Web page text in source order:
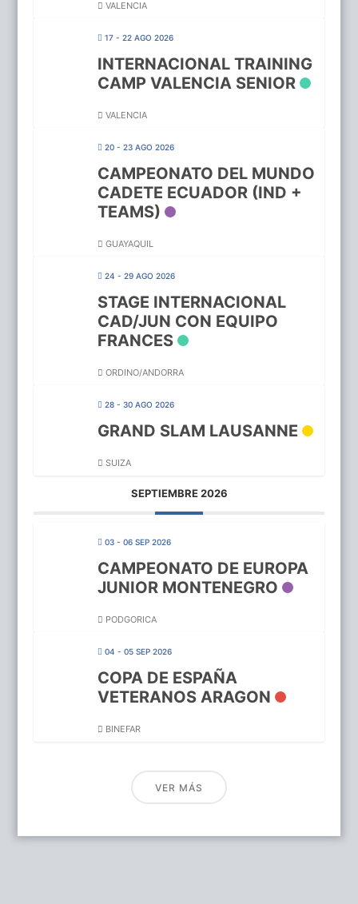
VALENCIA
17 - 22 AGO 2026
INTERNACIONAL TRAINING
CAMP VALENCIA SENIOR
VALENCIA
20 - 23 AGO 2026
CAMPEONATO DEL MUNDO
CADETE ECUADOR (IND +
TEAMS)
GUAYAQUIL
24 - 29 AGO 2026
STAGE INTERNACIONAL
CAD/JUN CON EQUIPO
FRANCES
ORDINO/ANDORRA
28 - 30 AGO 2026
GRAND SLAM LAUSANNE
SUIZA
SEPTIEMBRE 2026
03 - 06 SEP 2026
CAMPEONATO DE EUROPA
JUNIOR MONTENEGRO
PODGORICA
04 - 05 SEP 2026
COPA DE ESPAÑA
VETERANOS ARAGON
BINEFAR
VER MÁS